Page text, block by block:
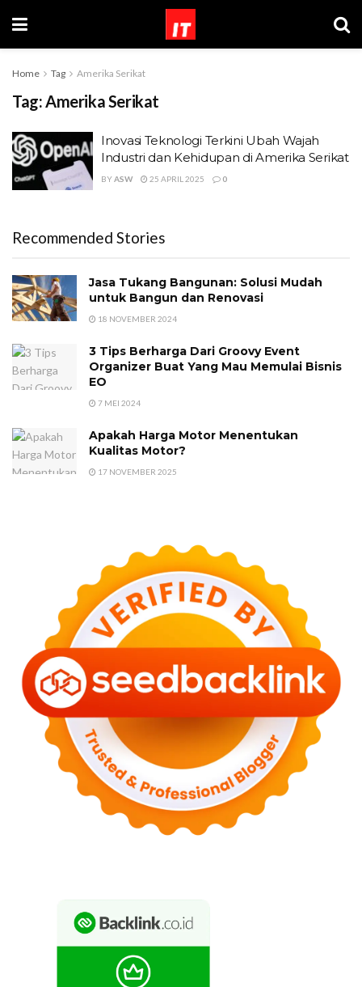
Home Tag Amerika Serikat
Tag:Amerika Serikat
Inovasi Teknologi Terkini Ubah Wajah
Industri dan Kehidupan di Amerika Serikat
BYASW 25 APRIL 2025 0
Recommended Stories
Jasa Tukang Bangunan: Solusi Mudah
untuk Bangun dan Renovasi
18 NOVEMBER 2024
3 Tips Berharga Dari Groovy Event
Organizer Buat Yang Mau Memulai Bisnis
EO
7 MEI 2024
Apakah Harga Motor Menentukan
Kualitas Motor?
17 NOVEMBER 2025